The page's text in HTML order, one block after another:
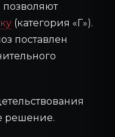
(категория «Г»).
поставлен
решение.